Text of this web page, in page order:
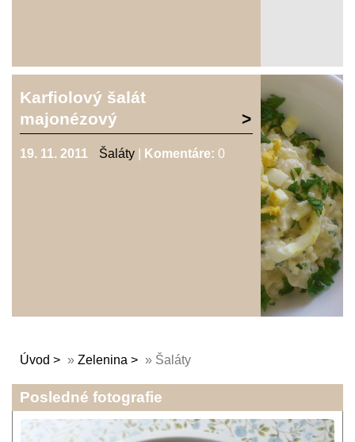
Karfiolový šalát
majonézový
19. 11. 2011 Šaláty Komentáre: 0
Úvod » Zelenina » Šaláty
Posledné fotografie